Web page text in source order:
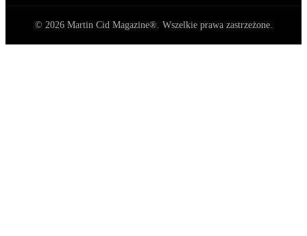
© 2026 Martin Cid Magazine®. Wszelkie prawa zastrzeżone.